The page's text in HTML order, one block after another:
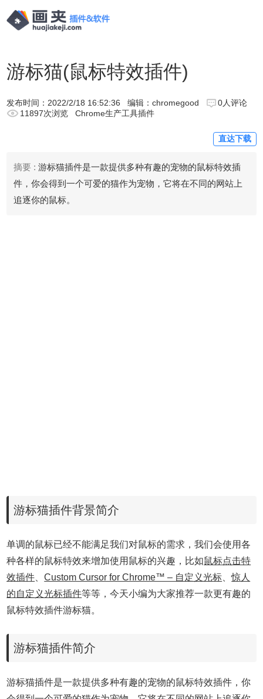
游标猫(鼠标特效插件)
发布时间： 2022/2/18 16:52:36 编辑：chromegood
0人评论
11897次浏览
Chrome生产工具插件
直达下载
摘要 : 游标猫插件是一款提供多种有趣的宠物的鼠标特效插
件，你会得到一个可爱的猫作为宠物，它将在不同的网站上
追逐你的鼠标。
游标猫插件背景简介
单调的鼠标已经不能满足我们对鼠标的需求，我们会使用各
种各样的鼠标特效来增加使用鼠标的兴趣，比如鼠标点击特
效插件 、Custom Cursor for Chrome™ – 自定义光标 、惊人
的自定义光标插件等等，今天小编为大家推荐一款更有趣的
鼠标特效插件游标猫。
游标猫插件简介
游标猫插件是一款提供多种有趣的宠物的鼠标特效插件，你